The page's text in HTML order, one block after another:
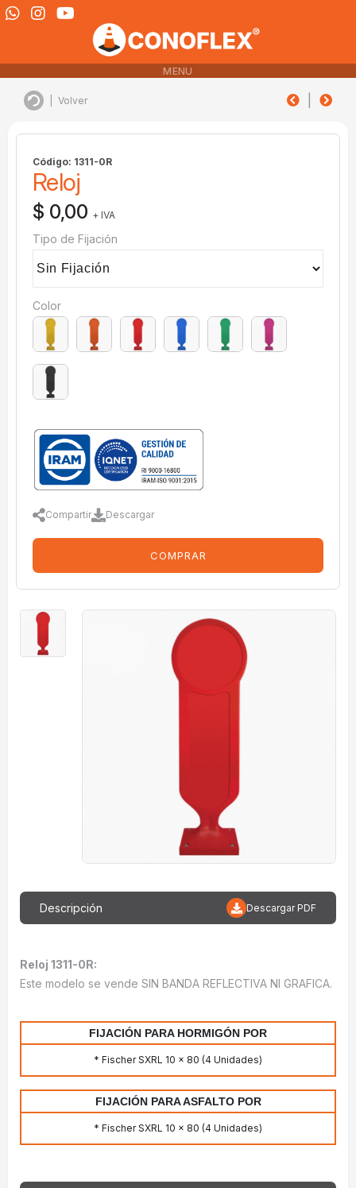
MENU
Volver
Código: 1311-0R
Reloj
$ 0,00 + IVA
Tipo de Fijación
Color
Compartir Descargar
COMPRAR
imagenes
Descripción Descargar PDF
Reloj 1311-0R:
Este modelo se vende SIN BANDA REFLECTIVA NI GRAFICA.
FIJACIÓN PARA HORMIGÓN POR
* Fischer SXRL 10 x 80 (4 Unidades)
FIJACIÓN PARA ASFALTO POR
* Fischer SXRL 10 x 80 (4 Unidades)